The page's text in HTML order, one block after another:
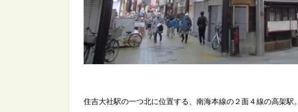
住吉大社駅の一つ北に位置する、南海本線の２面４線の高架駅。